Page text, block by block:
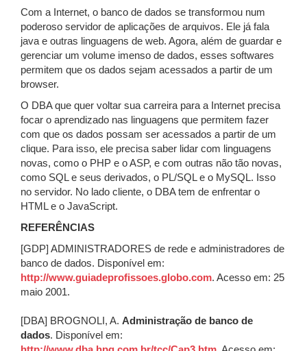
Com a Internet, o banco de dados se transformou num
poderoso servidor de aplicações de arquivos. Ele já fala
java e outras linguagens de web. Agora, além de guardar e
gerenciar um volume imenso de dados, esses softwares
permitem que os dados sejam acessados a partir de um
browser.
O DBA que quer voltar sua carreira para a Internet precisa
focar o aprendizado nas linguagens que permitem fazer
com que os dados possam ser acessados a partir de um
clique. Para isso, ele precisa saber lidar com linguagens
novas, como o PHP e o ASP, e com outras não tão novas,
como SQL e seus derivados, o PL/SQL e o MySQL. Isso
no servidor. No lado cliente, o DBA tem de enfrentar o
HTML e o JavaScript.
REFERÊNCIAS
[GDP] ADMINISTRADORES de rede e administradores de
banco de dados. Disponível em:
http://www.guiadeprofissoes.globo.com. Acesso em: 25
maio 2001.
[DBA] BROGNOLI, A. Administração de banco de
dados. Disponível em: